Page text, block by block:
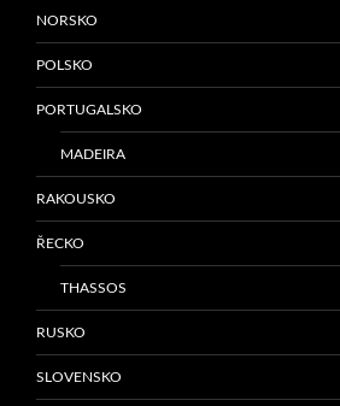
NORSKO
POLSKO
PORTUGALSKO
MADEIRA
RAKOUSKO
ŘECKO
THASSOS
RUSKO
SLOVENSKO